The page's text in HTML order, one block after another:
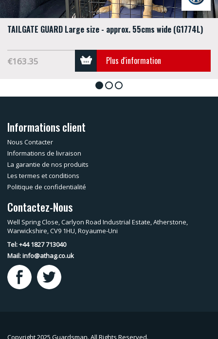
TAILGATE GUARD Large size - approx. 55cms wide (G1774L)
€163.35 Plus d'information
1 2 3
Informations client
Nous Contacter
Informations de livraison
La garantie de nos produits
Les termes et conditions
Politique de confidentialité
Contactez-Nous
Well Spring Close, Carlyon Road Industrial Estate, Atherstone,
Warwickshire, CV9 1HU, Royaume-Uni
Tel: +44 1827 713040
Mail:info@athag.co.uk
Copyright 2025 Guardsman. All Rights Reserved.